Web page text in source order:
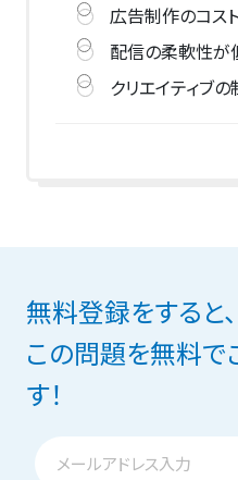
広告制作のコス
配信の柔軟性が
クリエイティブ
無料登録をすると、
この問題を無料で
す！